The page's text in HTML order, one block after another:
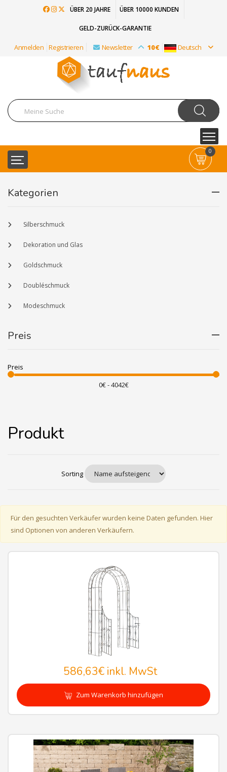
ÜBER 20 JAHRE ÜBER 10000 KUNDEN
GELD-ZURÜCK-GARANTIE
Anmelden Registrieren Newsletter 10€ Deutsch
0
Kategorien
Silberschmuck
Dekoration und Glas
Goldschmuck
Doubléschmuck
Modeschmuck
Preis
Preis
Produkt
Sorting
Für den gesuchten Verkäufer wurden keine Daten gefunden. Hier
sind Optionen von anderen Verkäufern.
586,63€inkl. MwSt
Zum Warenkorb hinzufügen